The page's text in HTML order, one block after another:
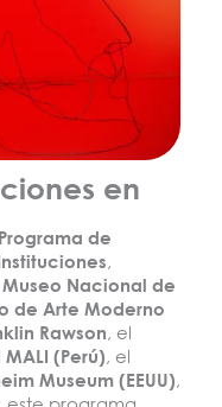
en
Programa de
,
Museo Nacional de
de Arte Moderno
Rawson, el
MALI (Perú), el
Museum (EEUU),